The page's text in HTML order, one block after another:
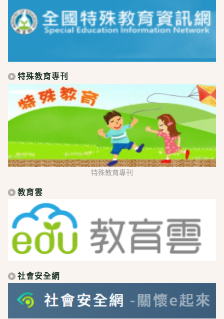
特殊教育專刊
特殊教育專刊
教育雲
社會安全網